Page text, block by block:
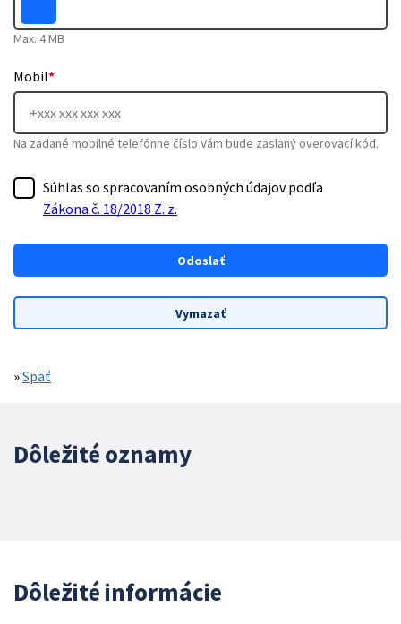
Max. 4 MB
Mobil*
Na zadané mobilné telefónne číslo Vám bude zaslaný overovací kód.
Súhlas so spracovaním osobných údajov podľa
Zákona č. 18/2018 Z. z.
»Späť
Dôležité oznamy
Dôležité informácie